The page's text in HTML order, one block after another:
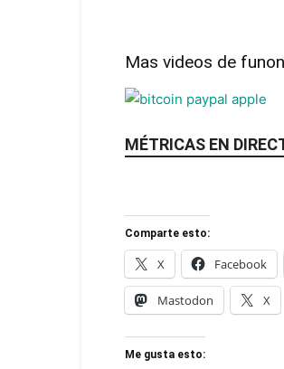
Mas videos de
MÉTRICAS EN
Comparte esto:
X Facebook
Mastodon X
Me gusta esto: